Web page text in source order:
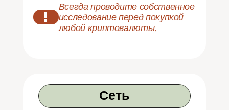
!
Всегда проводите собственное
исследование перед покупкой
любой криптовалюты.
Сеть